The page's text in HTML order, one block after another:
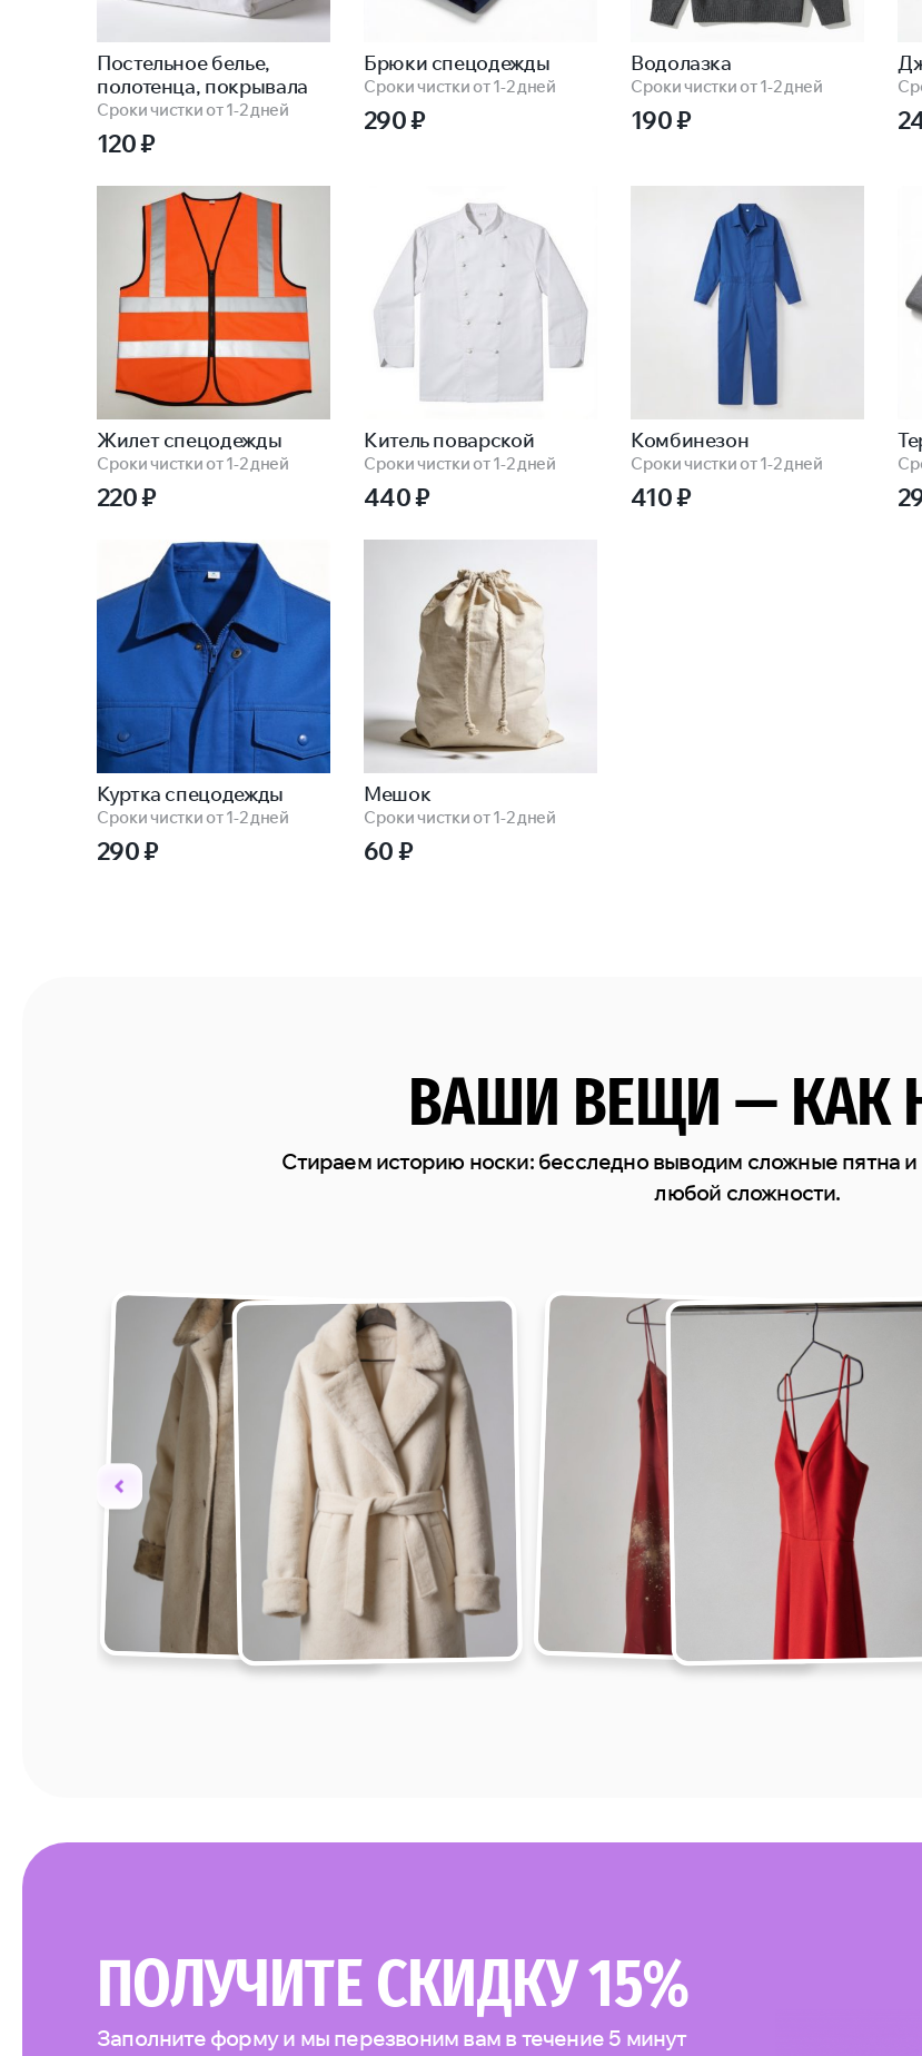
Постельное белье,
полотенца, покрывала
Сроки чистки от 1-2 дней
120₽
Брюки спецодежды
Сроки чистки от 1-2 дней
290₽
Водолазка
Сроки чистки от 1-2 дней
190₽
Жилет спецодежды
Сроки чистки от 1-2 дней
220₽
Китель поварской
Сроки чистки от 1-2 дней
440₽
Комбинезон
Сроки чистки от 1-2 дней
410₽
Куртка спецодежды
Сроки чистки от 1-2 дней
290₽
Мешок
Сроки чистки от 1-2 дней
60₽
ВАШИ ВЕЩИ — КАК
Стираем историю носки: бесследно выводим сложные пятна
любой сложности.
ПОЛУЧИТЕ СКИДКУ 15%
Заполните форму и мы перезвоним вам в течение 5 минут